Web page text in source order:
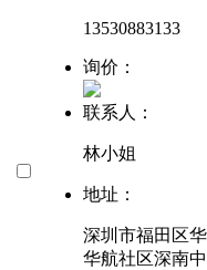
13530883133
询价：
联系人：
林小姐
地址：
深圳市福田区
华航社区深南